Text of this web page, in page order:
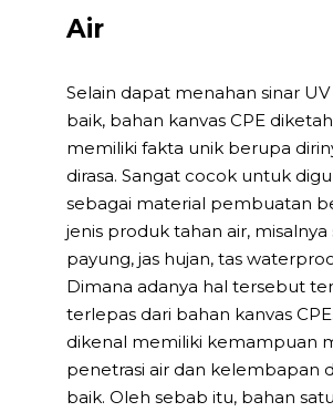
Air
Selain dapat menahan sinar
baik, bahan kanvas CPE
memiliki fakta unik berupa
dirasa. Sangat cocok untuk
sebagai material pembuatan
jenis produk tahan air, misalnya
payung, jas hujan, tas
Dimana adanya hal tersebut
terlepas dari bahan kanvas
dikenal memiliki kemampuan
penetrasi air dan kelembapan
baik. Oleh sebab itu, bahan